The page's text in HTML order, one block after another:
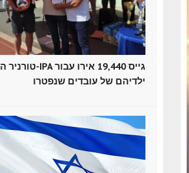
טורניר ה-IPA גייס 19,440 אירו עבור
ילדיהם של עובדים שנפטרו